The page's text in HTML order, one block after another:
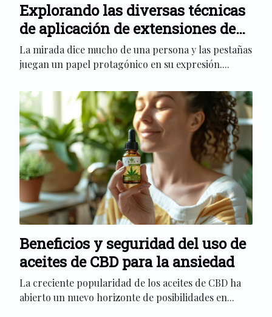
Explorando las diversas técnicas
de aplicación de extensiones de
pestañas
La mirada dice mucho de una persona y las pestañas
juegan un papel protagónico en su expresión....
Beneficios y seguridad del uso de
aceites de CBD para la ansiedad
La creciente popularidad de los aceites de CBD ha
abierto un nuevo horizonte de posibilidades en...